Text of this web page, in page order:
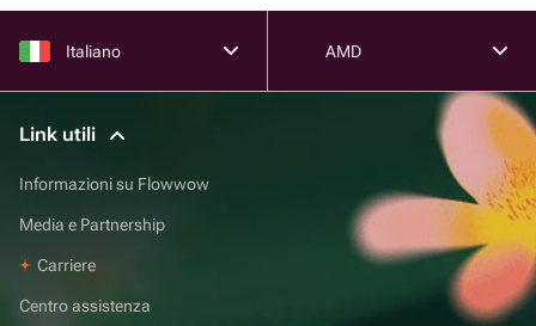
Italiano AMD
Link utili
Informazioni su Flowwow
Media e Partnership
Carriere
Centro assistenza